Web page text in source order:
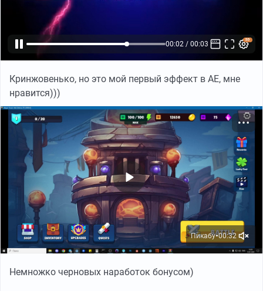
00:03 / 00:03
Кринжовенько, но это мой первый эффект в AE, мне
нравится)))
Пикабу●00:32
Немножко черновых наработок бонусом)